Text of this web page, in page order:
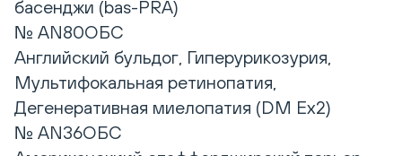
басенджи (bas-PRA)
№ AN80ОБС
Английский бульдог, Гиперурикозурия,
Мультифокальная ретинопатия,
Дегенеративная миелопатия (DM Eх2)
№ AN36ОБС